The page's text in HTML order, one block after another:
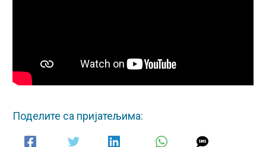
Поделите са пријатељима: